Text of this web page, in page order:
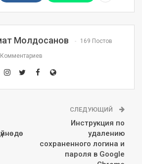
Молдосанов 169 Постов
СЛЕДУЮЩИЙ
Инструкция по
удалению
сохраненного логина и
пароля в Google